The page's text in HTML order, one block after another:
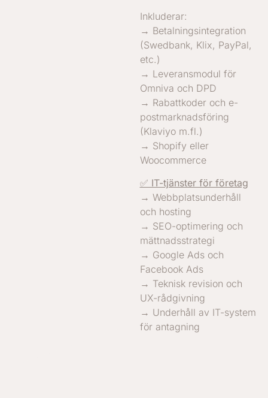
Inkluderar:
→ Betalningsintegration
(Swedbank, Klix, PayPal,
etc.)
→ Leveransmodul för
Omniva och DPD
→ Rabattkoder och e-
postmarknadsföring
(Klaviyo m.fl.)
→ Shopify eller
Woocommerce
✅ IT-tjänster för företag
→ Webbplatsunderhåll
och hosting
→ SEO-optimering och
mättnadsstrategi
→ Google Ads och
Facebook Ads
→ Teknisk revision och
UX-rådgivning
→ Underhåll av IT-system
för antagning